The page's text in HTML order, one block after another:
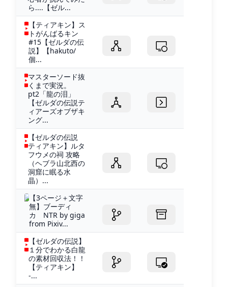
ら....【ゼル...
【ティアキン】ス
トがんばるキン
#15【ゼルダの伝
説】【hakuto/
個...
マスターソード抜
くまで実況。
pt2「龍の泪」
【ゼルダの伝説テ
ィアーズオブザキ
ング...
【ゼルダの伝説
ティアキン】ルタ
フウメの祠 攻略
（ヘブラ山北西の
洞窟に眠る水
晶）...
【3ページ＋文字
無】ブーディ
カ NTR by giga
from Pixiv...
【ゼルダの伝説】
１分でわかる白龍
の素材回収法！！
【ティアキン】
-...